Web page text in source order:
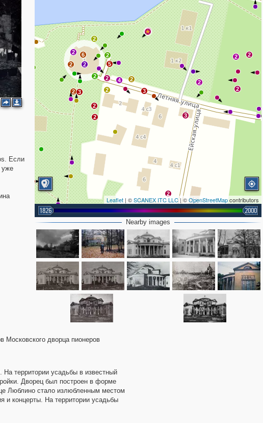
Если
уже
2
2
2 3
2
4
5
2
2
2
2
2 3
2
2 6
2
2
2 2
2
2
3
2
Leaflet | ©SCANEX ITC LLC| ©OpenStreetMapcontributors
1826 2000
Nearby images
Московского дворца пионеров
территории усадьбы в известный
Дворец был построен в форме
Люблино стало излюбленным местом
и концерты. На территории усадьбы